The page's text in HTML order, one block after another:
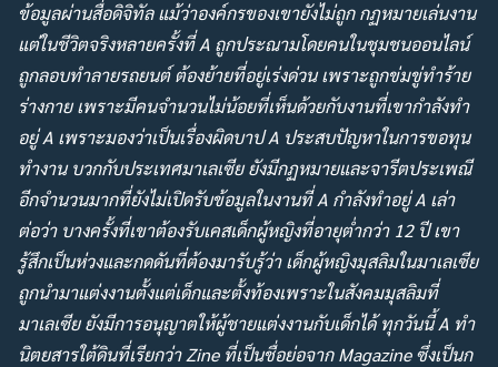
ข้อมูลผ่านสื่อดิจิทัล แม้ว่าองค์กรของเขายังไม่ถูก กฏหมายเล่นงาน
แต่ในชีวิตจริงหลายครั้งที่ A ถูกประณามโดยคนในชุมชนออนไลน์
ถูกลอบทำลายรถยนต์ ต้องย้ายที่อยู่เร่งด่วน เพราะถูกข่มขู่ทำร้าย
ร่างกาย เพราะมีคนจำนวนไม่น้อยที่เห็นด้วยกับงานที่เขากำลังทำ
อยู่ A เพราะมองว่าเป็นเรื่องผิดบาป A ประสบปัญหาในการขอทุน
ทำงาน บวกกับประเทศมาเลเซีย ยังมีกฏหมายและจารีตประเพณี
อีกจำนวนมากที่ยังไม่เปิดรับข้อมูลในงานที่ A กำลังทำอยู่ A เล่า
ต่อว่า บางครั้งที่เขาต้องรับเคสเด็กผู้หญิงที่อายุต่ำกว่า 12 ปี เขา
รู้สึกเป็นห่วงและกดดันที่ต้องมารับรู้ว่า เด็กผู้หญิงมุสลิมในมาเลเซีย
ถูกนำมาแต่งงานตั้งแต่เด็กและตั้งท้องเพราะในสังคมมุสลิมที่
มาเลเซีย ยังมีการอนุญาตให้ผู้ชายแต่งงานกับเด็กได้ ทุกวันนี้ A ทำ
นิตยสารใต้ดินที่เรียกว่า Zine ที่เป็นชื่อย่อจาก Magazine ซึ่งเป็นก